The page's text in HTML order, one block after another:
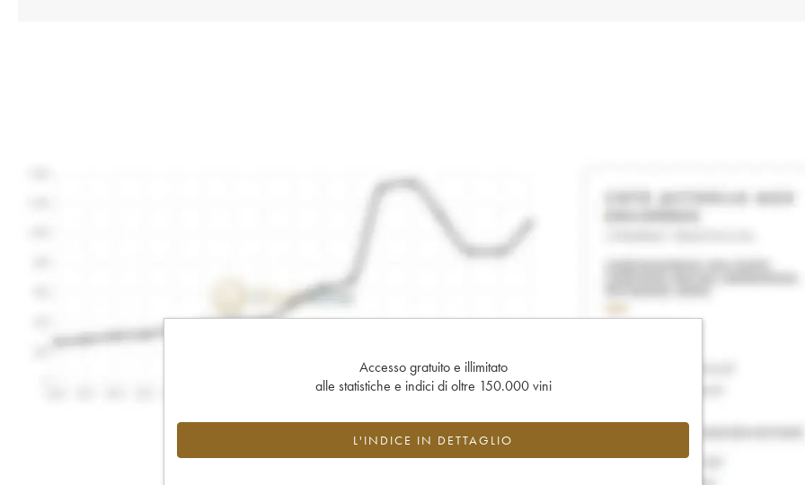
Accesso gratuito e illimitato
alle statistiche e indici di oltre 150.000 vini
L'INDICE IN DETTAGLIO